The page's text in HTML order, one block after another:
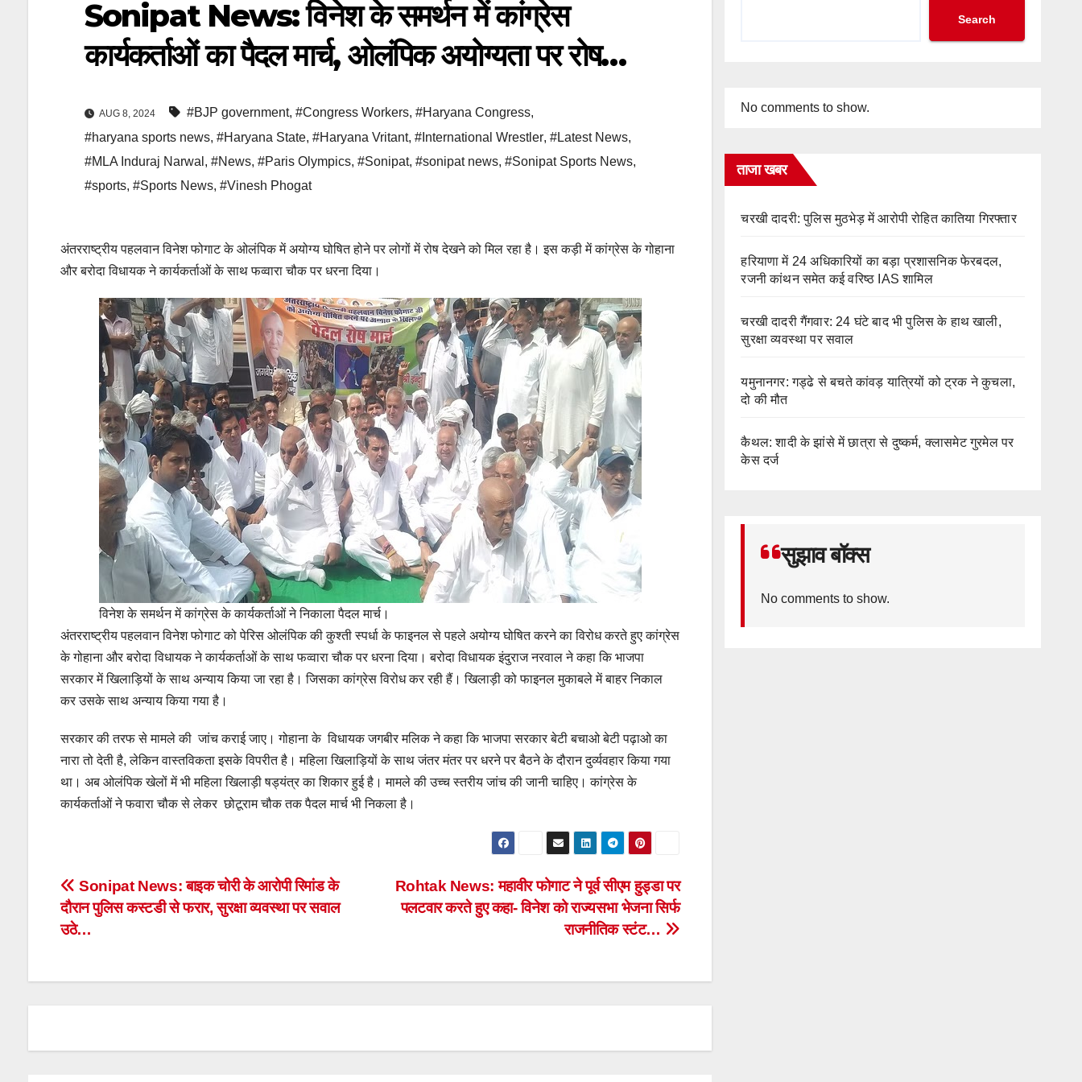
Sonipat News: विनेश के समर्थन में कांग्रेस
कार्यकर्ताओं का पैदल मार्च, ओलंपिक अयोग्यता पर रोष…
AUG 8, 2024 #BJP government, #Congress Workers, #Haryana Congress,
#haryana sports news, #Haryana State, #Haryana Vritant, #International Wrestler, #Latest News,
#MLA Induraj Narwal , #News, #Paris Olympics, #Sonipat, #sonipat news, #Sonipat Sports News,
#sports, #Sports News, #Vinesh Phogat
अंतरराष्ट्रीय पहलवान विनेश फोगाट के ओलंपिक में अयोग्य घोषित होने पर लोगों में रोष देखने को मिल रहा है। इस कड़ी में कांग्रेस के गोहाना
और बरोदा विधायक ने कार्यकर्ताओं के साथ फव्वारा चौक पर धरना दिया।
विनेश के समर्थन में कांग्रेस के कार्यकर्ताओं ने निकाला पैदल मार्च।
अंतरराष्ट्रीय पहलवान विनेश फोगाट को पेरिस ओलंपिक की कुश्ती स्पर्धा के फाइनल से पहले अयोग्य घोषित करने का विरोध करते हुए कांग्रेस
के गोहाना और बरोदा विधायक ने कार्यकर्ताओं के साथ फव्वारा चौक पर धरना दिया। बरोदा विधायक इंदुराज नरवाल ने कहा कि भाजपा
सरकार में खिलाड़ियों के साथ अन्याय किया जा रहा है। जिसका कांग्रेस विरोध कर रही हैं। खिलाड़ी को फाइनल मुकाबले में बाहर निकाल
कर उसके साथ अन्याय किया गया है।
सरकार की तरफ से मामले की जांच कराई जाए। गोहाना के विधायक जगबीर मलिक ने कहा कि भाजपा सरकार बेटी बचाओ बेटी पढ़ाओ का
नारा तो देती है, लेकिन वास्तविकता इसके विपरीत है। महिला खिलाड़ियों के साथ जंतर मंतर पर धरने पर बैठने के दौरान दुर्व्यवहार किया गया
था। अब ओलंपिक खेलों में भी महिला खिलाड़ी षड्यंत्र का शिकार हुई है। मामले की उच्च स्तरीय जांच की जानी चाहिए। कांग्रेस के
कार्यकर्ताओं ने फवारा चौक से लेकर छोटूराम चौक तक पैदल मार्च भी निकला है।
Post
navigation
Rohtak News: महावीर फोगाट ने पूर्व सीएम हुड्डा पर
पलटवार करते हुए कहा- विनेश को राज्यसभा भेजना सिर्फ
राजनीतिक स्टंट…
Sonipat News: बाइक चोरी के आरोपी रिमांड के
दौरान पुलिस कस्टडी से फरार, सुरक्षा व्यवस्था पर सवाल
उठे…
Search
No comments to show.
ताजा खबर
चरखी दादरी: पुलिस मुठभेड़ में आरोपी रोहित कातिया गिरफ्तार
हरियाणा में 24 अधिकारियों का बड़ा प्रशासनिक फेरबदल,
रजनी कांथन समेत कई वरिष्ठ IAS शामिल
चरखी दादरी गैंगवार: 24 घंटे बाद भी पुलिस के हाथ खाली,
सुरक्षा व्यवस्था पर सवाल
यमुनानगर: गड्ढे से बचते कांवड़ यात्रियों को ट्रक ने कुचला,
दो की मौत
कैथल: शादी के झांसे में छात्रा से दुष्कर्म, क्लासमेट गुरमेल पर
केस दर्ज
सुझाव बॉक्स
No comments to show.